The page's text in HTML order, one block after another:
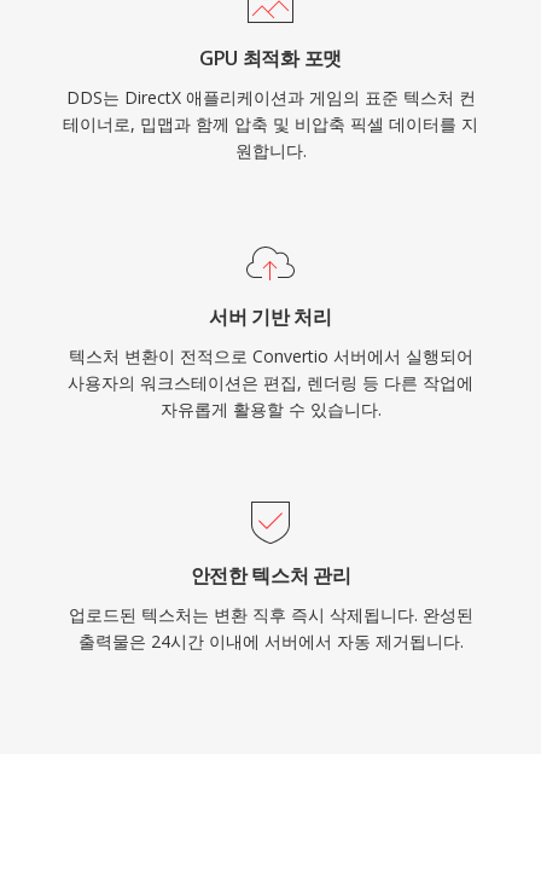
GPU 최적화 포맷
DDS는 DirectX 애플리케이션과 게임의 표준 텍스처 컨
테이너로, 밉맵과 함께 압축 및 비압축 픽셀 데이터를 지
원합니다.
서버 기반 처리
텍스처 변환이 전적으로 Convertio 서버에서 실행되어
사용자의 워크스테이션은 편집, 렌더링 등 다른 작업에
자유롭게 활용할 수 있습니다.
안전한 텍스처 관리
업로드된 텍스처는 변환 직후 즉시 삭제됩니다. 완성된
출력물은 24시간 이내에 서버에서 자동 제거됩니다.